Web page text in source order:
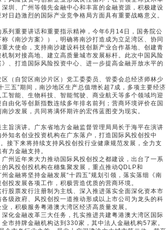
圳、广州等领先金融中心和丰富的金融资源，积极建设
日趋激烈的国际产业竞争格局方面具有重要战略意义。
重要讲话和重要指示精神，今年6月14日，国务院公
《南沙方案》），明确将南沙打造成为立足湾区、协同
大使命，支持南沙建设科技创新产业合作基地、创建青
制对接高地、建立高质量城市发展标杆。此次中国风险
、打造国际风险投资中心、进一步提高金融开放水平的
自贸区南沙片区）党工委委员、管委会总经济师林少
五”期间，南沙地区生产总值增长超7成，多项主要经济
智能、生物科技、智能驾驶、商业航天等多个领域均迎
由化等创新指数连续多年排名前列；营商环境评价在国
沙发展，共同将满怀期许的宏伟蓝图变为现实。
演讲。广东省地方金融监督管理局局长于海平在演讲
知名创业投资机构在广东落户，打造国际风投创投中
接下来将持续支持风投创投行业健康规范发展，全力支
力金融支持。
近年来大力推动国际风投创投之都建设，出台了一系
风投创投机构在穗集聚发展，重点推动QDLP和
金融将坚持金融发展“十四五”规划引领，落实落细《南
投发展各项工作，积极营造优质的营商环境。
票发行注册制为主线、深入推进落实全面深化资本市
级政府、风投创投一道推动形成以上市公司为龙头的科
，积极服务粤港澳大湾区经济高质量发展。
金融改革三大任务，扎实推进共建粤港澳大湾区国际
市持牌金融机构达到330家，其中法人金融机构57家。